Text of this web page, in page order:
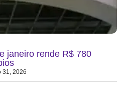
janeiro rende R$ 780
31, 2026